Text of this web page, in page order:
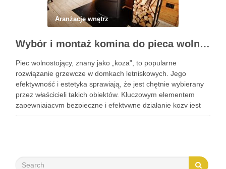
Aranżacje wnętrz
Wybór i montaż komina do pieca wolnostojącego w domku letniskowym
Piec wolnostojący, znany jako „koza”, to popularne
rozwiązanie grzewcze w domkach letniskowych. Jego
efektywność i estetyka sprawiają, że jest chętnie wybierany
przez właścicieli takich obiektów. Kluczowym elementem
zapewniającym bezpieczne i efektywne działanie kozy jest
odpowiednio dobrany komin. W tym artykule omówimy, na co